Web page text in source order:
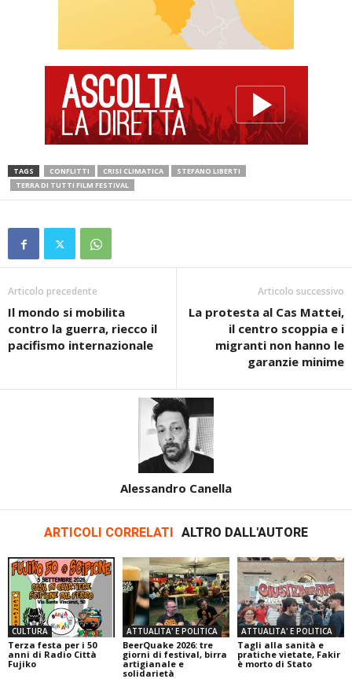
TAGS CONFLITTI CRISI CLIMATICA
STEFANO LIBERTI
TERRA DI TUTTI FILM FESTIVAL
Articolo precedente
Il mondo si mobilita
contro la guerra, riecco il
pacifismo internazionale
Articolo successivo
La protesta al Cas Mattei,
il centro scoppia e i
migranti non hanno le
garanzie minime
Alessandro Canella
ARTICOLI CORRELATI ALTRO DALL'AUTORE
CULTURA
Terza festa per i 50
anni di Radio Città
Fujiko
ATTUALITA' E POLITICA
BeerQuake 2026: tre
giorni di festival, birra
artigianale e
solidarietà
ATTUALITA' E POLITICA
Tagli alla sanità e
pratiche vietate, Fakir
è morto di Stato